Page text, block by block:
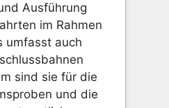
Ausführung
im Rahmen
umfasst auch
sind sie für die
und die